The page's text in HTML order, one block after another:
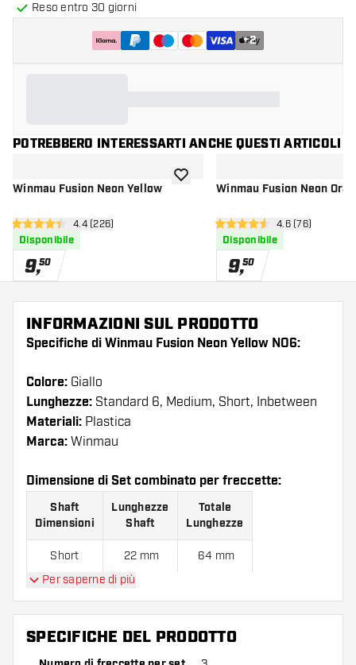
Reso entro 30 giorni
+2
POTREBBERO INTERESSARTI ANCHE QUESTI ARTICOLI
Winmau Fusion Neon Yellow
apri pannello recensioni
4.4 stelle di valutazione
4.4 (226)
Disponibile
9,50
aggiungi alla lista dei desideri
Winmau Fusion Neon
apri pannello
4.6 stelle di valutazione
4.6 (76)
Disponibile
9,50
INFORMAZIONI SUL PRODOTTO
Specifiche di Winmau Fusion Neon Yellow NO6:
Colore: Giallo
Lunghezze: Standard 6, Medium, Short, Inbetween
Materiali: Plastica
Marca: Winmau
Dimensione di Set combinato per freccette:
Shaft
Dimensioni
Lunghezze
Shaft
Totale
Lunghezze
Short 22 mm 64 mm
Inbetween 28 mm
Per saperne di più
SPECIFICHE DEL PRODOTTO